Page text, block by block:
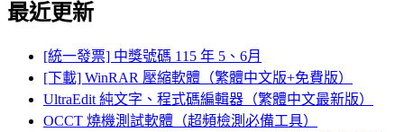
最近更新
[統一發票] 中獎號碼 115 年 5、6月
[下載] WinRAR 壓縮軟體（繁體中文版+免費版）
UltraEdit 純文字、程式碼編輯器（繁體中文最新版）
OCCT 燒機測試軟體（超頻檢測必備工具）